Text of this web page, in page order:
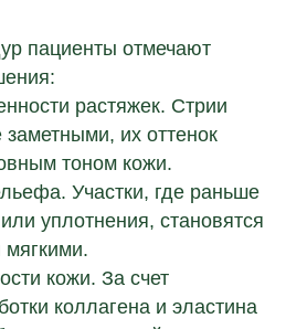
пациенты отмечают
растяжек. Стрии
заметными, их оттенок
тоном кожи.
Участки, где раньше
уплотнения, становятся
мягкими.
кожи. За счет
коллагена и эластина